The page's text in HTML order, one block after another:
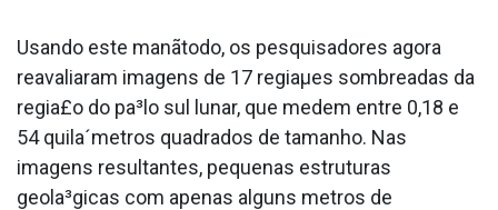
Usando este manãtodo, os pesquisadores agora
reavaliaram imagens de 17 regiaµes sombreadas da
regia£o do pa³lo sul lunar, que medem entre 0,18 e
54 quila´metros quadrados de tamanho. Nas
imagens resultantes, pequenas estruturas
geola³gicas com apenas alguns metros de